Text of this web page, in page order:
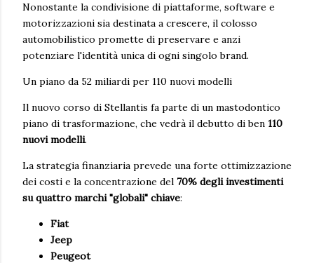
Nonostante la condivisione di piattaforme, software e
motorizzazioni sia destinata a crescere, il colosso
automobilistico promette di preservare e anzi
potenziare l'identità unica di ogni singolo brand.
Un piano da 52 miliardi per 110 nuovi modelli
Il nuovo corso di Stellantis fa parte di un mastodontico
piano di trasformazione, che vedrà il debutto di ben 110
nuovi modelli.
La strategia finanziaria prevede una forte ottimizzazione
dei costi e la concentrazione del 70% degli investimenti
su quattro marchi "globali" chiave:
Fiat
Jeep
Peugeot